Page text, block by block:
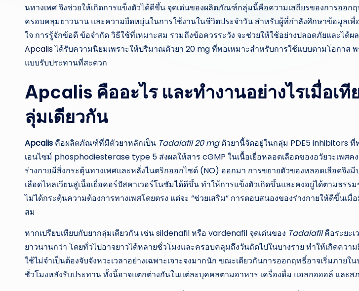
นทางเพศ จึงช่วยให้เกิดการแข็งตัวได้ดีขึ้น จุดเด่นของผลิตภัณฑ์กลุ่มนี้คือความเสถียรของการออกฤ
ครอบคลุมยาวนาน และความยืดหยุ่นในการใช้งานในชีวิตประจำวัน สำหรับผู้ที่กำลังศึกษาข้อมูลเ
ใจ การรู้จักข้อดี ข้อจำกัด วิธีใช้ที่เหมาะสม รวมถึงข้อควรระวัง จะช่วยให้ใช้อย่างปลอดภัยและได้ผ
Apcalisได้รับความนิยมเพราะให้ปริมาณตัวยา 20 mg ที่พอเหมาะสำหรับการใช้แบบตามโอกาส
แบบรับประทานที่สะดวก
Apcalis คืออะไร และทำงานอย่างไรเมื่อเที
ลุ่มเดียวกัน
Apcalis คือผลิตภัณฑ์ที่มีตัวยาหลักเป็น Tadalafil 20 mgตัวยานี้จัดอยู่ในกลุ่ม PDE5 inhibitors ที่
เอนไซม์ phosphodiesterase type 5 ส่งผลให้สาร cGMP ในเนื้อเยื่อหลอดเลือดของอวัยวะเพศค
ร่างกายมีสิ่งกระตุ้นทางเพศและหลั่งไนตริกออกไซด์ (NO) ออกมา การขยายตัวของหลอดเลือดจึง
เลือดไหลเวียนสู่เนื้อเยื่อคอร์ปัสคาเวอร์โนซัมได้ดีขึ้น ทำให้การแข็งตัวเกิดขึ้นและคงอยู่ได้ตามธรร
ไม่ได้กระตุ้นความต้องการทางเพศโดยตรง แต่จะ “ช่วยเสริม” การตอบสนองของร่างกายให้ดีขึ้นเมื่
สม
หากเปรียบเทียบกับยากลุ่มเดียวกัน เช่น sildenafil หรือ vardenafil จุดเด่นของ Tadalafilคือระยะเ
ยาวนานกว่า โดยทั่วไปอาจยาวได้หลายชั่วโมงและครอบคลุมถึงวันถัดไปในบางราย ทำให้เกิดความ
ใช้ไม่จำเป็นต้องจับจังหวะเวลาอย่างเฉพาะเจาะจงมากนัก ขณะเดียวกันการออกฤทธิ์อาจเริ่มภายใ
ชั่วโมงหลังรับประทาน ทั้งนี้อาจแตกต่างกันในแต่ละบุคคลตามอาหาร เครื่องดื่ม แอลกอฮอล์ และส